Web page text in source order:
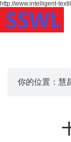
http://www.intelligent-
你的位置： 慧